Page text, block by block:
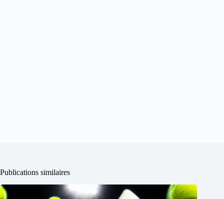
Publications similaires